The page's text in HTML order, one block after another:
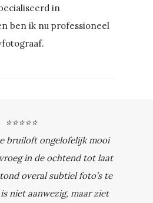
in
ben ik nu professioneel
⭐⭐⭐⭐⭐
bruiloft ongelofelijk mooi
in de ochtend tot laat
overal subtiel foto’s te
niet aanwezig, maar ziet